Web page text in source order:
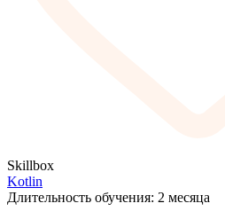
Skillbox
Kotlin
Длительность обучения: 2 месяца